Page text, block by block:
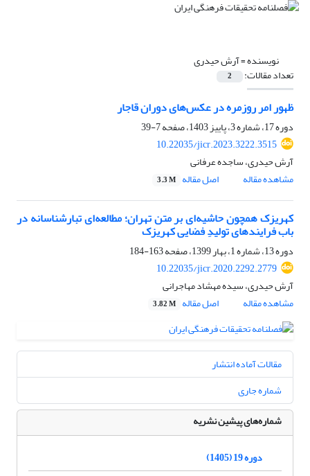
نویسنده =آرش حیدری
تعداد مقالات: 2
ظهور امر روزمره در عکس‌های دوران قاجار
دوره 17، شماره 3، پاییز 1403، صفحه
7-39
10.22035/jicr.2023.3222.3515
آرش حیدری، ساجده عرفانی
مشاهده مقاله
اصل مقاله 3.3 M
کهریزک همچون حاشیه‌ای بر متن تهران؛ مطالعه‌ای تبارشناسانه در
باب فرایندهای تولیدِ فضایی کهریزک
دوره 13، شماره 1، بهار 1399، صفحه
163-184
10.22035/jicr.2020.2292.2779
آرش حیدری، سیده مهشاد مهاجرانی
مشاهده مقاله
اصل مقاله 3.82 M
مقالات آماده انتشار
شماره جاری
شماره‌های پیشین نشریه
دوره 19 (1405)